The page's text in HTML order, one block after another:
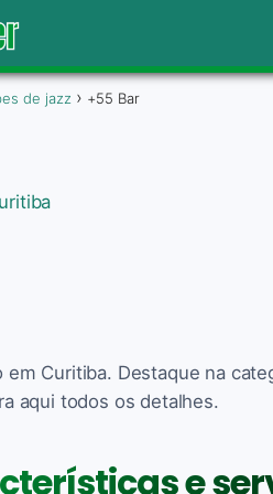
de jazz +55 Bar
em Curitiba. Destaque na
aqui todos os detalhes.
e